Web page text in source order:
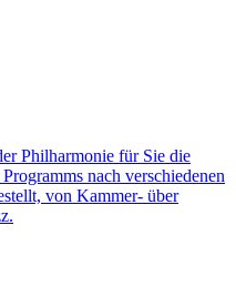
Philharmonie für Sie die
nach verschiedenen
von Kammer- über